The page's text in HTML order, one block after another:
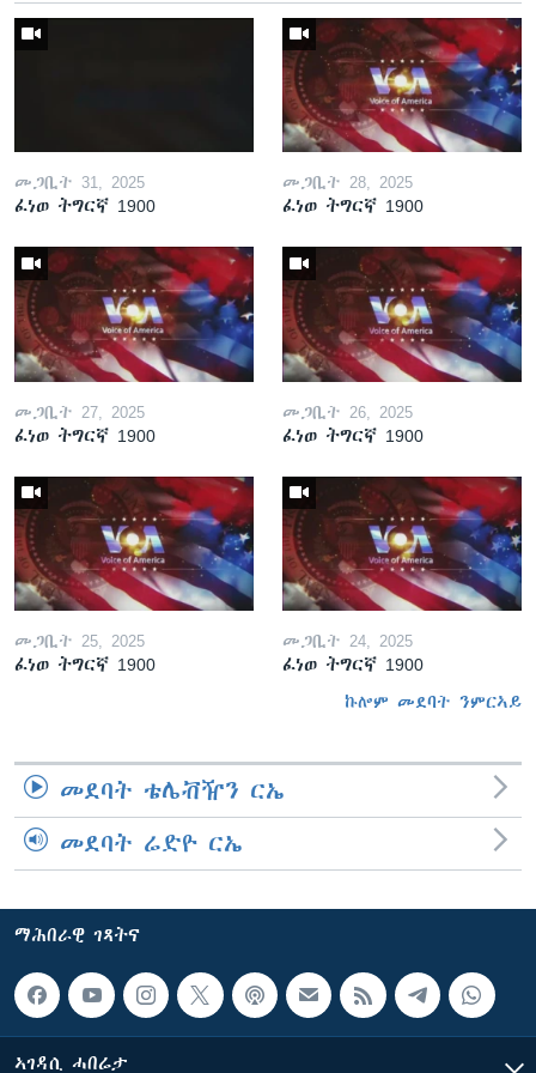
መጋቢት 31, 2025
ፈነወ ትግርኛ 1900
መጋቢት 28, 2025
ፈነወ ትግርኛ 1900
መጋቢት 27, 2025
ፈነወ ትግርኛ 1900
መጋቢት 26, 2025
ፈነወ ትግርኛ 1900
መጋቢት 25, 2025
ፈነወ ትግርኛ 1900
መጋቢት 24, 2025
ፈነወ ትግርኛ 1900
ኩሎም መደባት ንምርኣይ
መደባት ቴሌቭዥን ርኤ
መደባት ሬድዮ ርኤ
ማሕበራዊ ገጻትና
ኣገዳሲ ሓበሬታ